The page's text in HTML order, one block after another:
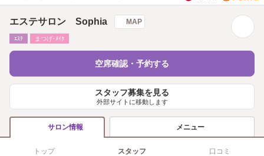
エステサロン Sophia MAP
ｴｽﾃ まつげ･ﾒｲｸ
空席確認・予約する
スタッフ募集を見る
外部サイトに移動します
サロン情報 メニュー
トップ スタッフ 口コミ